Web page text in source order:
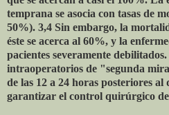
temprana se asocia con tasas de
50%). 3,4 Sin embargo, la
éste se acerca al 60%, y la
pacientes severamente
intraoperatorios de "segunda
de las 12 a 24 horas posteriores
garantizar el control quirúrgico